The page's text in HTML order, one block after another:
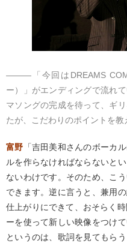
―――「今回はDREAMS
ー）」がエンディングで流れ
マソングの完成を待って、ギ
たが、こだわりのポイントを教
富野 「吉田美和さんのボーカ
ルを作らなければならないと
ないわけです。そのため、こ
できます。逆に言うと、兼用
仕上がりにできて、おそらく
ーを使って新しい映像をつけ
というのは、歌詞を見てもら